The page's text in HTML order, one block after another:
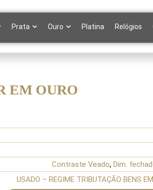
Prata Ouro Platina Relógios
EM OURO
Contraste Veado, Dim.
USADO – REGIME TRIBUTAÇÃO BENS